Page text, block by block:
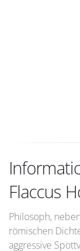
Flaccus
Philosoph,
römischen
aggressive